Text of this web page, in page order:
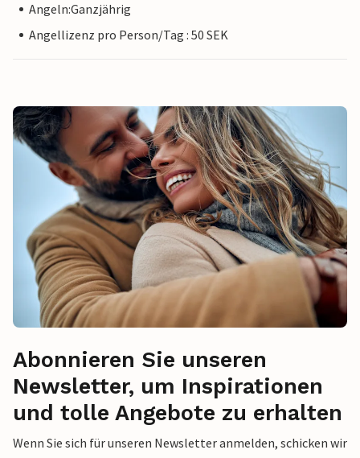
Angeln:Ganzjährig
Angellizenz pro Person/Tag : 50 SEK
Abonnieren Sie unseren
Newsletter, um Inspirationen
und tolle Angebote zu erhalten
Wenn Sie sich für unseren Newsletter anmelden, schicken wir